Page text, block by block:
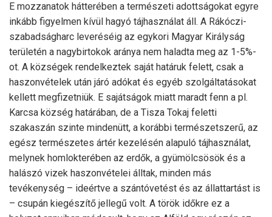
E mozzanatok hátterében a természeti adottságokat egyre
inkább figyelmen kívül hagyó tájhasználat áll. A Rákóczi-
szabadságharc leveréséig az egykori Magyar Királyság
területén a nagybirtokok aránya nem haladta meg az 1-5%-
ot. A községek rendelkeztek saját határuk felett, csak a
haszonvételek után járó adókat és egyéb szolgáltatásokat
kellett megfizetniük. E sajátságok miatt maradt fenn a pl.
Karcsa község határában, de a Tisza Tokaj feletti
szakaszán szinte mindenütt, a korábbi természetszerű, az
egész természetes ártér kezelésén alapuló tájhasználat,
melynek homlokterében az erdők, a gyümölcsösök és a
halászó vizek haszonvételei álltak, minden más
tevékenység – ideértve a szántóvetést és az állattartást is
– csupán kiegészítő jellegű volt. A török időkre ez a